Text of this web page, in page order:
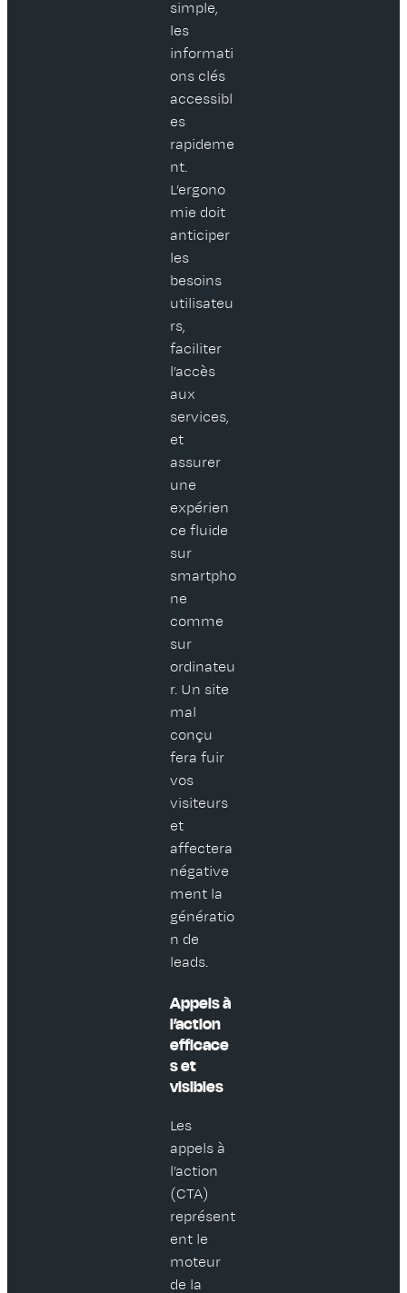
simple,
les
informati
ons clés
accessibl
es
rapideme
nt.
L’ergono
mie doit
anticiper
les
besoins
utilisateu
rs,
faciliter
l’accès
aux
services,
et
assurer
une
expérien
ce fluide
sur
smartpho
ne
comme
sur
ordinateu
r. Un site
mal
conçu
fera fuir
vos
visiteurs
et
affectera
négative
ment la
génératio
n de
leads.
Appels à
l’action
efficace
s et
visibles
Les
appels à
l’action
(CTA)
représent
ent le
moteur
de la